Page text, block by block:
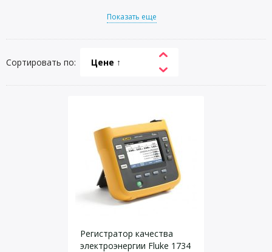
Показать еще
Сортировать по: Цене ↑
Регистратор качества
электроэнергии Fluke 1734